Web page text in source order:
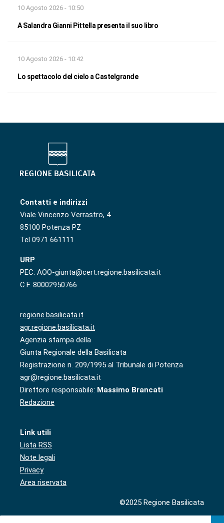
10 Agosto 2026 - 10:50
A Salandra Gianni Pittella presenta il suo libro
10 Agosto 2026 - 10:42
Lo spettacolo del cielo a Castelgrande
Contatti e indirizzi
Viale Vincenzo Verrastro, 4
85100 Potenza PZ
Tel 0971 661111
URP
PEC: AOO-giunta@cert.regione.basilicata.it
C.F. 80002950766
regione.basilicata.it
agr.regione.basilicata.it
Agenzia stampa della
Giunta Regionale della Basilicata
Registrazione n. 209/1995 al Tribunale di Potenza
agr@regione.basilicata.it
Direttore responsabile: Massimo Brancati
Redazione
Link utili
Lista RSS
Note legali
Privacy
Area riservata
©2025 Regione Basilicata